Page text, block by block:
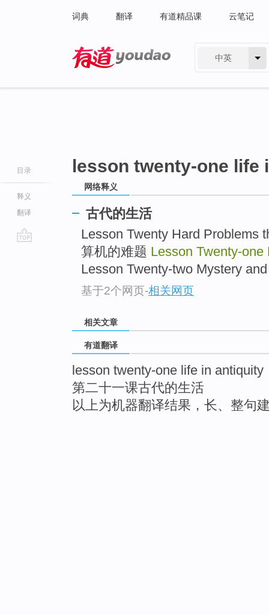
词典 翻译 有道精品课 云笔记
中英
目录
释义
翻译
lesson twenty-one life
网络释义
古代的生活
Lesson Twenty Hard Problems
算机的难题 Lesson Twenty-
Lesson Twenty-two Mystery
基于2个网页-相关网页
相关文章
有道翻译
lesson twenty-one life in antiquity
第二十一课古代的生活
以上为机器翻译结果，长、整句